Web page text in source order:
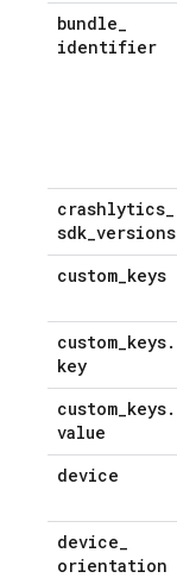
bundle_
identifier
crashlytics_
sdk_versions
custom_keys
custom_keys.
key
custom_keys.
value
device
device_
orientation